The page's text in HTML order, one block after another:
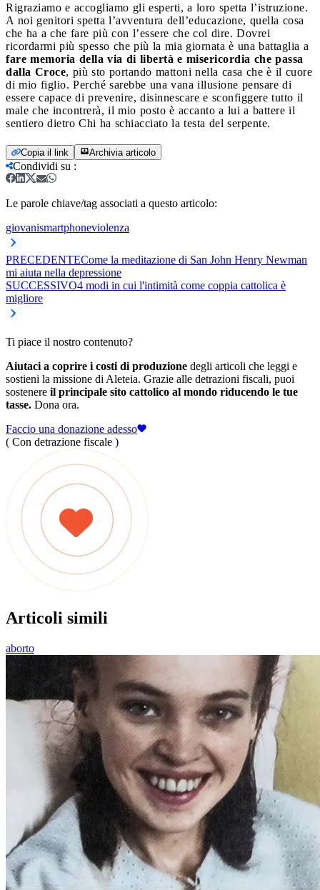
Rigraziamo e accogliamo gli esperti, a loro spetta l’istruzione.
A noi genitori spetta l’avventura dell’educazione, quella cosa
che ha a che fare più con l’essere che col dire. Dovrei
ricordarmi più spesso che più la mia giornata è una battaglia a
fare memoria della via di libertà e misericordia che passa
dalla Croce, più sto portando mattoni nella casa che è il cuore
di mio figlio. Perché sarebbe una vana illusione pensare di
essere capace di prevenire, disinnescare e sconfiggere tutto il
male che incontrerà, il mio posto è accanto a lui a battere il
sentiero dietro Chi ha schiacciato la testa del serpente.
Copia il link Archivia articolo
Condividi su :
Le parole chiave/tag associati a questo articolo:
giovanismartphoneviolenza
PRECEDENTECome la meditazione di San John Henry Newman
mi aiuta nella depressione
SUCCESSIVO4 modi in cui l'intimità come coppia cattolica è
migliore
Ti piace il nostro contenuto?
Aiutaci a coprire i costi di produzione degli articoli che leggi e
sostieni la missione di Aleteia. Grazie alle detrazioni fiscali, puoi
sostenere il principale sito cattolico al mondo riducendo le tue
tasse. Dona ora.
Faccio una donazione adesso
( Con detrazione fiscale )
Articoli simili
aborto